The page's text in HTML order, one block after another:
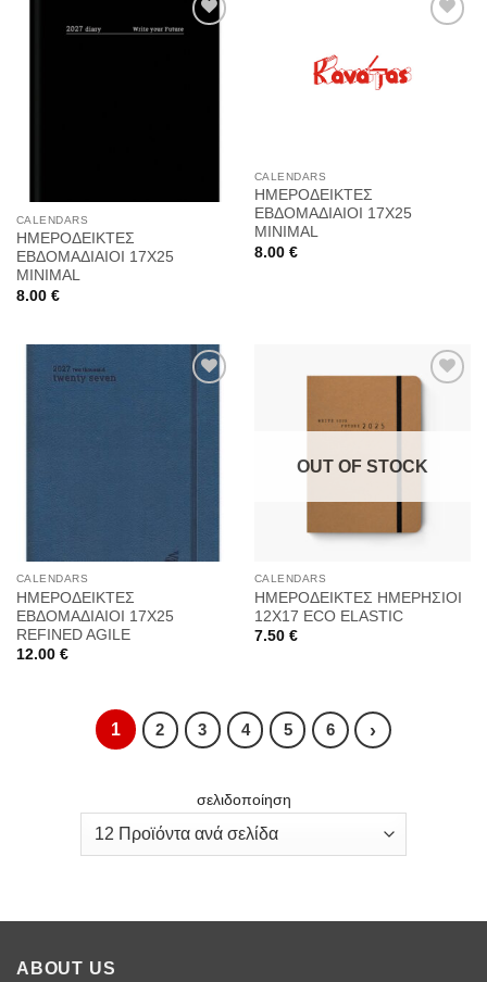
CALENDARS
ΗΜΕΡΟΔΕΙΚΤΕΣ
ΕΒΔΟΜΑΔΙΑΙΟΙ 17Χ25
MINIMAL
8.00 €
Προσθήκη
CALENDARS
ΗΜΕΡΟΔΕΙΚΤΕΣ
ΕΒΔΟΜΑΔΙΑΙΟΙ 17Χ25
MINIMAL
8.00 €
CALENDARS
ΗΜΕΡΟΔΕΙΚΤΕΣ
ΕΒΔΟΜΑΔΙΑΙΟΙ 17Χ25
REFINED AGILE
12.00 €
Wishlist
OUT OF STOCK
CALENDARS
ΗΜΕΡΟΔΕΙΚΤΕΣ ΗΜΕΡΗΣΙΟΙ
12Χ17 ECO ELASTIC
7.50 €
1 2 3 4 5 6 ›
σελιδοποίηση
ABOUT US